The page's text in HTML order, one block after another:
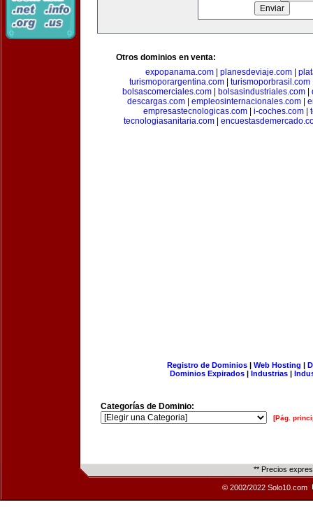
Otros dominios en venta:
expopanama.com| planesdeviaje.com|
turismoporargentina.com| turismoporbrasil.com
bolsascomerciales.com
bolsasindustriales.com
descargas.com
empleosinternacionales.com
empresastecnologicas.com
i-coches.com
tecnologiasanitaria.com|
Registro de Dominios| Web Hosting |
Dominios Expirados | Industrias |
Categorías de Dominio:
[Pág.
** Precios
© 2002/2022 Solo10.com